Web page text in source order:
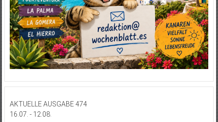
AKTUELLE AUSGABE 474
16.07. - 12.08.